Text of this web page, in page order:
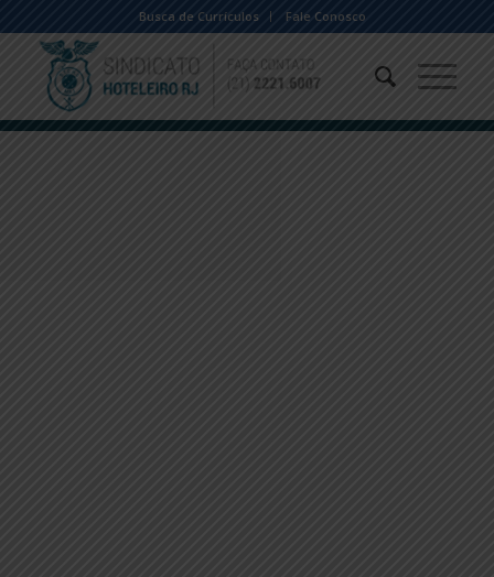
Busca de Currículos Fale Conosco